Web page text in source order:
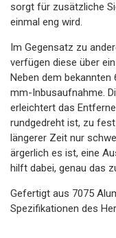
sorgt für zusätzliche
einmal eng wird.
Im Gegensatz zu
verfügen diese über
Neben dem
mm-Inbusaufnahme.
erleichtert das
rundgedreht ist, zu
längerer Zeit nur
ärgerlich es ist, eine
hilft dabei, genau das
Gefertigt aus 7075
Spezifikationen des